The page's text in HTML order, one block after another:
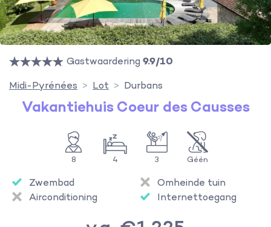
Gastwaardering 9.9/10
Midi-Pyrénées
Lot Durbans
Vakantiehuis Coeur des Causses
8 4 3 Géén
Zwembad
Airconditioning
Omheinde tuin
Internettoegang